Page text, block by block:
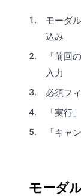
モーダ
込み
「前回
入力
必須フ
「実行
「キャ
モーダ